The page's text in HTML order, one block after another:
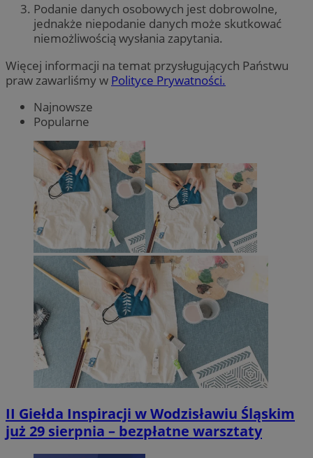
Podanie danych osobowych jest dobrowolne,
jednakże niepodanie danych może skutkować
niemożliwością wysłania zapytania.
Więcej informacji na temat przysługujących Państwu
praw zawarliśmy w Polityce Prywatności.
Najnowsze
Popularne
II Giełda Inspiracji w Wodzisławiu Śląskim
już 29 sierpnia – bezpłatne warsztaty